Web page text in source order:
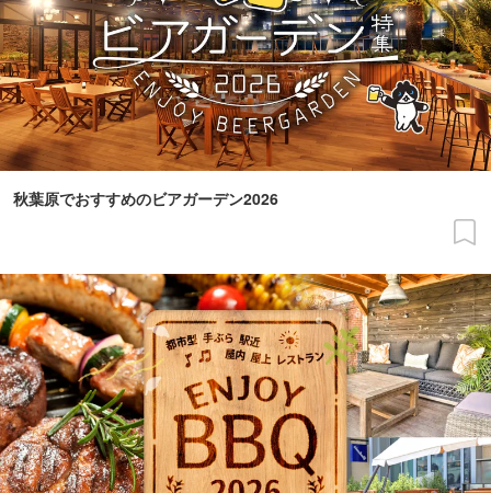
秋葉原でおすすめのビアガーデン2026